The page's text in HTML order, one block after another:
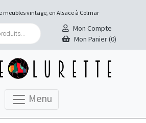
meubles vintage, en Alsace à Colmar
Mon Compte
Mon Panier (0)
Menu